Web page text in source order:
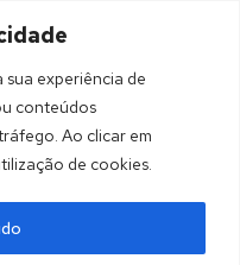
experiência de
conteúdos
Ao clicar em
de cookies.